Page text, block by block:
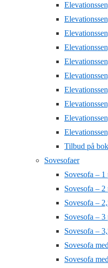
Tilbud på
Sovesofaer
Sovesofa – 1
Sovesofa – 2
Sovesofa –
Sovesofa – 3
Sovesofa –
Sovesofa
Sovesofa